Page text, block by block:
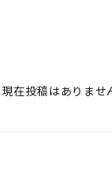
現在投稿はありませ